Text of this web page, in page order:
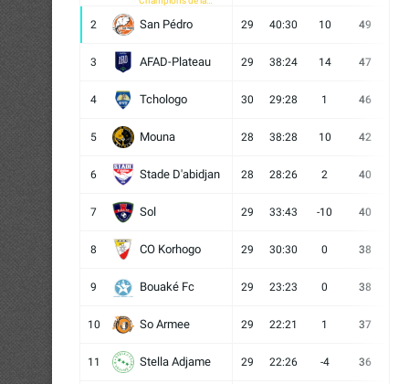
2 San Pédro 29 40:30 10 49
3 AFAD-Plateau 29 38:24 14 47
4 Tchologo 30 29:28 1 46
5 Mouna 28 38:28 10 42
6 Stade D'abidjan 28 28:26 2 40
7 Sol 29 33:43 -10 40
8 CO Korhogo 29 30:30 0 38
9 Bouaké Fc 29 23:23 0 38
10 So Armee 29 22:21 1 37
11 Stella Adjame 29 22:26 -4 36